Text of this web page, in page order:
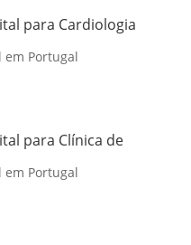
para Cardiologia
Portugal
para Clínica de
Portugal